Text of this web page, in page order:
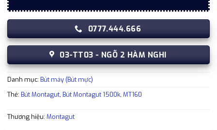
0777.444.666
03-TT03 - NGÕ 2 HÀM NGHI
Danh mục: Bút máy (Bút mực)
Thẻ: Bút Montagut, Bút Montagut 1500k, MT160
Thương hiệu: Montagut